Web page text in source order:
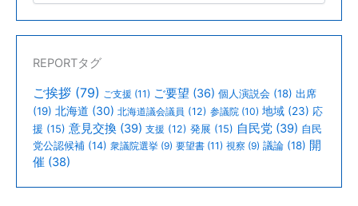
REPORTタグ
ご挨拶 (79) ご支援 (11) ご要望 (36) 個人演説会 (18) 出席
(19) 北海道 (30) 北海道議会議員 (12) 参議院 (10) 地域 (23) 応
援 (15) 意見交換 (39) 支援 (12) 発展 (15) 自民党 (39) 自民
党公認候補 (14) 衆議院選挙 (9) 要望書 (11) 視察 (9) 議論 (18) 開
催 (38)